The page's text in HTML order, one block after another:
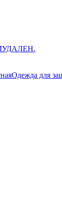
УДАЛЕН.
Одежда для